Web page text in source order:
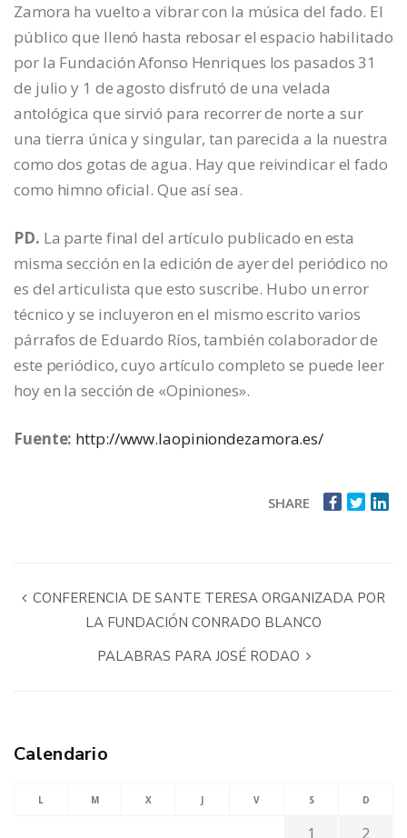
Zamora ha vuelto a vibrar con la música del fado. El
público que llenó hasta rebosar el espacio habilitado
por la Fundación Afonso Henriques los pasados 31
de julio y 1 de agosto disfrutó de una velada
antológica que sirvió para recorrer de norte a sur
una tierra única y singular, tan parecida a la nuestra
como dos gotas de agua. Hay que reivindicar el fado
como himno oficial. Que así sea.
PD. La parte final del artículo publicado en esta
misma sección en la edición de ayer del periódico no
es del articulista que esto suscribe. Hubo un error
técnico y se incluyeron en el mismo escrito varios
párrafos de Eduardo Ríos, también colaborador de
este periódico, cuyo artículo completo se puede leer
hoy en la sección de «Opiniones».
Fuente: http://www.laopiniondezamora.es/
SHARE
CONFERENCIA DE SANTE TERESA ORGANIZADA POR
LA FUNDACIÓN CONRADO BLANCO
PALABRAS PARA JOSÉ RODAO
Calendario
L M X J V S D
1 2